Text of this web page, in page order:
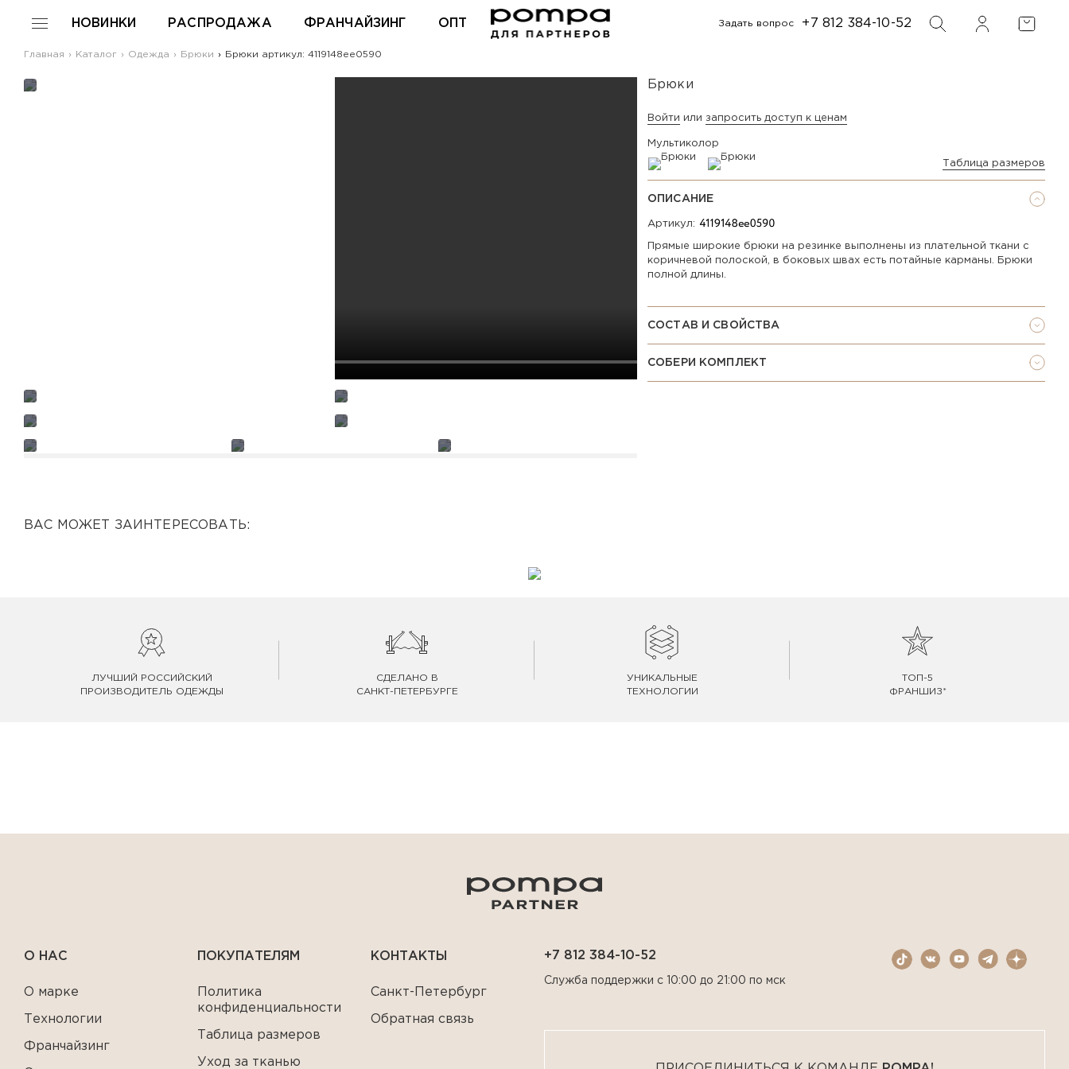
НОВИНКИ РАСПРОДАЖА ФРАНЧАЙЗИНГ ОПТ Задать вопрос +7 812 384-10-52 ФИЛЬТР
ПОИСК
Главная Каталог Одежда Брюки Брюки артикул: 4119148ee0590
Брюки
Войти или запросить доступ к ценам
Мультиколор
Таблица размеров
ОПИСАНИЕ
Артикул:
Прямые широкие брюки на резинке выполнены из плательной ткани с
коричневой полоской, в боковых швах есть потайные карманы. Брюки
полной длины.
СОСТАВ И СВОЙСТВА
СОБЕРИ КОМПЛЕКТ
ВАС МОЖЕТ ЗАИНТЕРЕСОВАТЬ:
ЛУЧШИЙ РОССИЙСКИЙ
ПРОИЗВОДИТЕЛЬ ОДЕЖДЫ
СДЕЛАНО В
САНКТ-ПЕТЕРБУРГЕ
УНИКАЛЬНЫЕ
ТЕХНОЛОГИИ
ТОП-5
ФРАНШИЗ*
О НАС
О марке
Технологии
Франчайзинг
ПОКУПАТЕЛЯМ
Политика
конфиденциальности
Таблица размеров
Уход за тканью
КОНТАКТЫ
Санкт-Петербург
Обратная связь
+7 812 384-10-52
Служба поддержки с 10:00 до 21:00 по мск